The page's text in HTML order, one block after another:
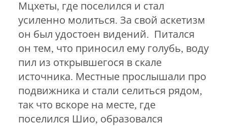
Мцхеты, где поселился и стал
усиленно молиться. За свой аскетизм
он был удостоен видений. Питался
он тем, что приносил ему голубь, воду
пил из открывшегося в скале
источника. Местные прослышали про
подвижника и стали селиться рядом,
так что вскоре на месте, где
поселился Шио, образовался